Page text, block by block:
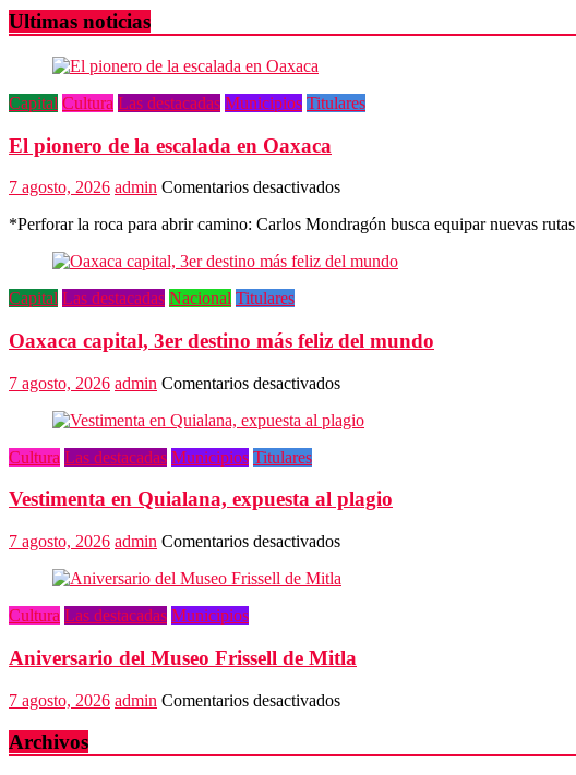
Ultimas noticias
Capital Cultura Las destacadas Municipios Titulares
El pionero de la escalada en Oaxaca
7 agosto, 2026 admin Comentarios desactivadosen
pionero
la
*Perforar la roca para abrir camino: Carlos Mondragón busca equipar nuevas rutas
Capital Las destacadas Nacional Titulares
Oaxaca capital, 3er destino más feliz del mundo
7 agosto, 2026 admin Comentarios desactivadosen
capital,
feliz
mundo
Cultura Las destacadas Municipios Titulares
Vestimenta en Quialana, expuesta al plagio
7 agosto, 2026 admin Comentarios desactivadosen
en
plagio
Cultura Las destacadas Municipios
Aniversario del Museo Frissell de Mitla
7 agosto, 2026 admin Comentarios desactivadosen
Museo
Archivos